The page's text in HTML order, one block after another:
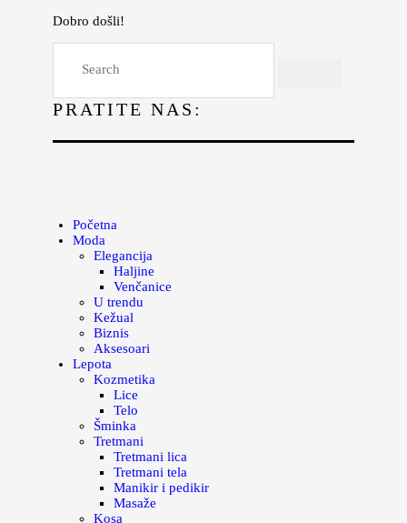
Dobro došli!
PRATITE NAS:
Početna
Moda
Elegancija
Haljine
Venčanice
U trendu
Kežual
Biznis
Aksesoari
Lepota
Kozmetika
Lice
Telo
Šminka
Tretmani
Tretmani lica
Tretmani tela
Manikir i pedikir
Masaže
Kosa
Lepota
Kuhinja
Magazin